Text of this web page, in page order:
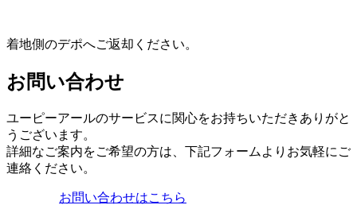
着地側のデポへご返却ください。
お問い合わせ
ユーピーアールのサービスに関心をお持ちいただきありがと
うございます。
詳細なご案内をご希望の方は、下記フォームよりお気軽にご
連絡ください。
お問い合わせはこちら